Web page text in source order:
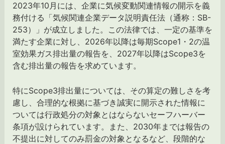
2023年10月には、企業に気候変動関連情報の開示を義
務付ける「気候関連企業データ説明責任法（通称：SB-
253）」が成立しました。この法律では、一定の基準を
満たす企業に対し、2026年以降は毎期Scope1・2の温
室効果ガス排出量の報告を、2027年以降はScope3を
含む排出量の報告を求めています。
特にScope3排出量については、その算定の難しさを考
慮し、合理的な根拠に基づき誠実に開示された情報に
ついては行政処分の対象とはならないセーフハーバー
条項が設けられています。また、2030年までは報告の
不提出に対してのみ罰金の対象となるなど、段階的な